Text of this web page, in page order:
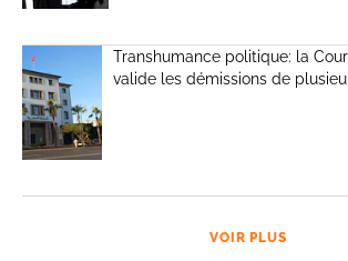
Transhumance politique: la
valide les démissions de
VOIR PLUS